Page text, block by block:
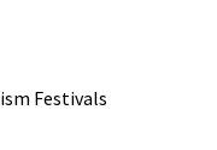
Festivals